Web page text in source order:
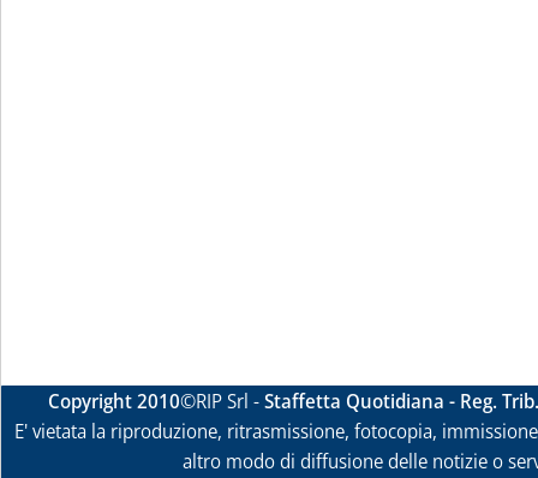
Copyright 2010©RIP Srl -Staffetta Quotidiana - Reg.
E' vietata la riproduzione, ritrasmissione, fotocopia,
altro modo di diffusione delle notizie o